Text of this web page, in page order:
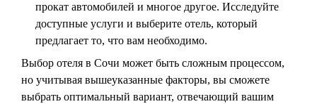
прокат автомобилей и многое другое. Исследуйте
доступные услуги и выберите отель, который
предлагает то, что вам необходимо.
Выбор отеля в Сочи может быть сложным процессом,
но учитывая вышеуказанные факторы, вы сможете
выбрать оптимальный вариант, отвечающий вашим